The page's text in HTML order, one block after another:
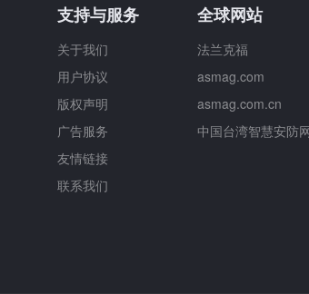
支持与服务
关于我们
用户协议
版权声明
广告服务
友情链接
联系我们
全球网站
法兰克福
asmag.com
asmag.com.cn
中国台湾智慧安防